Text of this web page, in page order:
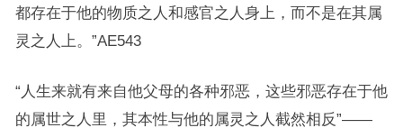
都存在于他的物质之人和感官之人身上，而不是在其属
灵之人上。”AE543
“人生来就有来自他父母的各种邪恶，这些邪恶存在于他
的属世之人里，其本性与他的属灵之人截然相反”——